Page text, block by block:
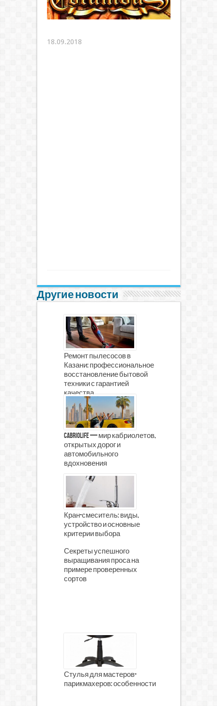
18.09.2018
Другие новости
Ремонт пылесосов в
Казани: профессиональное
восстановление бытовой
техники с гарантией
качества
CabrioLife — мир кабриолетов,
открытых дорог и
автомобильного
вдохновения
Кран-смеситель: виды,
устройство и основные
критерии выбора
Секреты успешного
выращивания проса на
примере проверенных
сортов
Стулья для мастеров-
парикмахеров: особенности